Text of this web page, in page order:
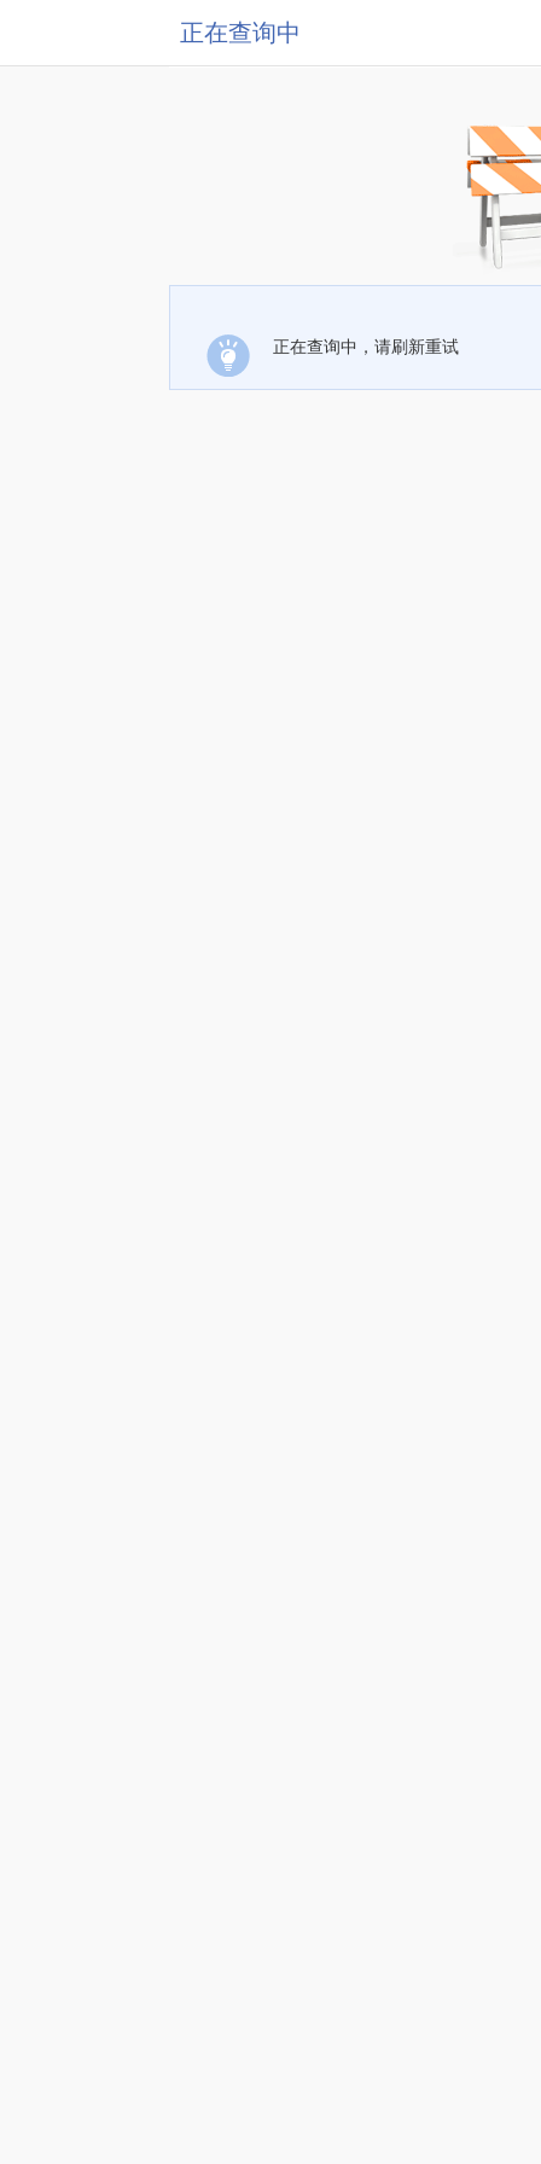
正在查询中
正在查询中，请刷新重试